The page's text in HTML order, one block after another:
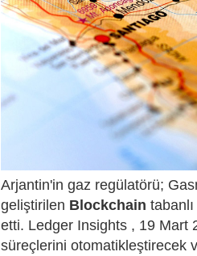
Arjantin'in gaz regülatörü;
geliştirilen Blockchain
etti. Ledger Insights , 19 Mart
süreçlerini otomatikleştirecek